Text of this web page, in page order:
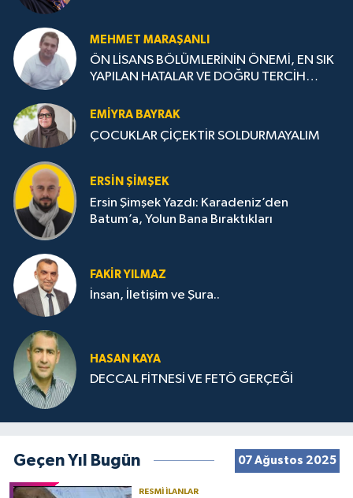
MEHMET MARAŞANLI
ÖN LİSANS BÖLÜMLERİNİN ÖNEMİ, EN SIK
YAPILAN HATALAR VE DOĞRU TERCİH
EMIYRA BAYRAK
ÇOCUKLAR ÇİÇEKTİR SOLDURMAYALIM
ERSIN ŞIMŞEK
Ersin Şimşek Yazdı: Karadeniz’den
Batum’a, Yolun Bana Bıraktıkları
FAKIR YILMAZ
İnsan, İletişim ve Şura..
HASAN KAYA
DECCAL FİTNESİ VE FETÖ GERÇEĞİ
Geçen Yıl Bugün 07 Ağustos 2025
RESMI İLANLAR